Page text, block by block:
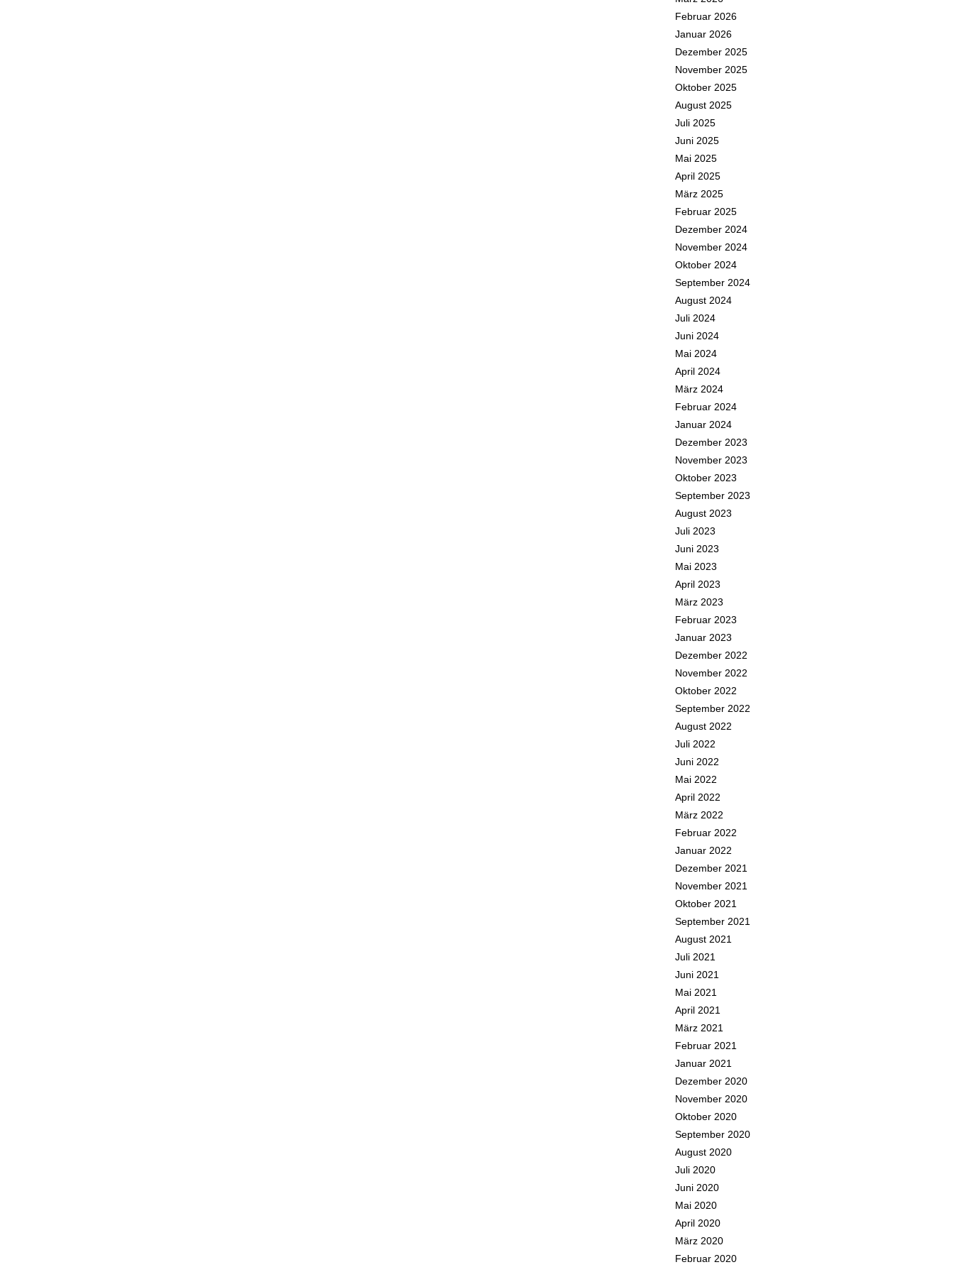
Februar 2026
Januar 2026
Dezember 2025
November 2025
Oktober 2025
August 2025
Juli 2025
Juni 2025
Mai 2025
April 2025
März 2025
Februar 2025
Dezember 2024
November 2024
Oktober 2024
September 2024
August 2024
Juli 2024
Juni 2024
Mai 2024
April 2024
März 2024
Februar 2024
Januar 2024
Dezember 2023
November 2023
Oktober 2023
September 2023
August 2023
Juli 2023
Juni 2023
Mai 2023
April 2023
März 2023
Februar 2023
Januar 2023
Dezember 2022
November 2022
Oktober 2022
September 2022
August 2022
Juli 2022
Juni 2022
Mai 2022
April 2022
März 2022
Februar 2022
Januar 2022
Dezember 2021
November 2021
Oktober 2021
September 2021
August 2021
Juli 2021
Juni 2021
Mai 2021
April 2021
März 2021
Februar 2021
Januar 2021
Dezember 2020
November 2020
Oktober 2020
September 2020
August 2020
Juli 2020
Juni 2020
Mai 2020
April 2020
März 2020
Februar 2020